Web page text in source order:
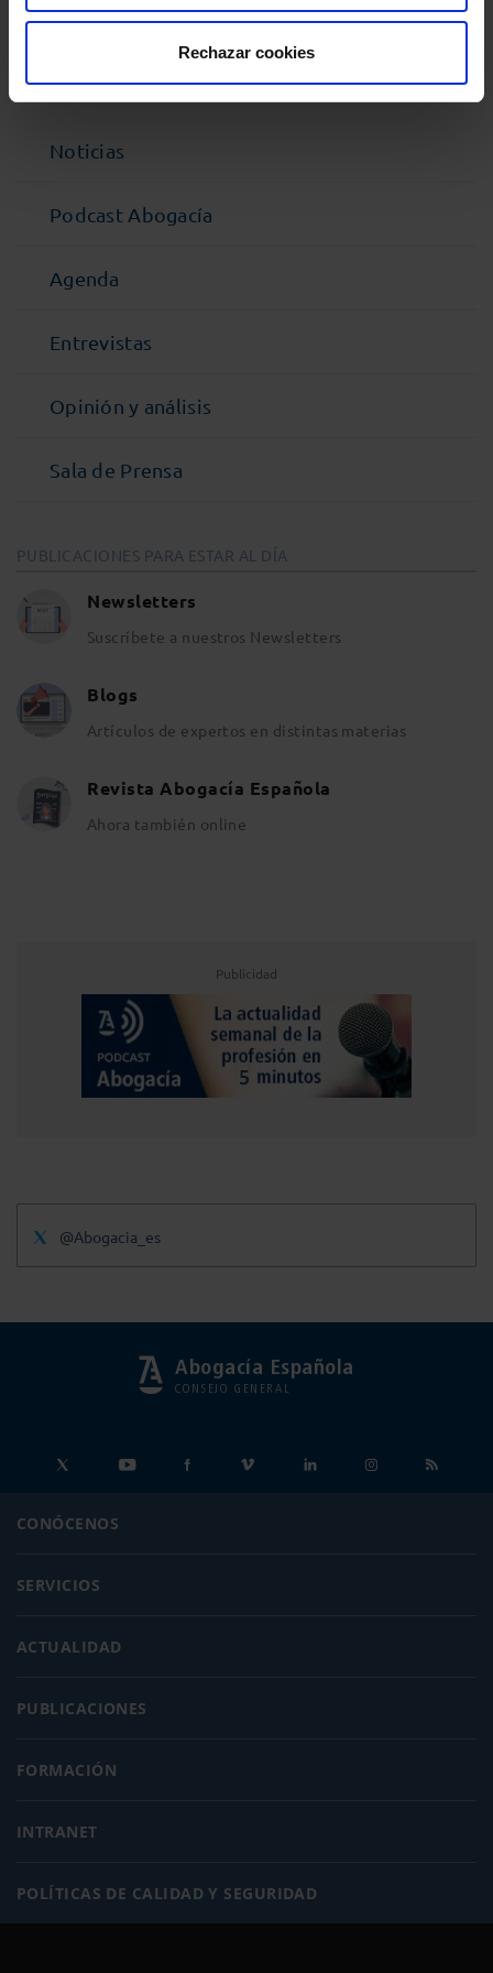
Rechazar cookies
MENÚ
Noticias
Podcast Abogacía
Agenda
Entrevistas
Opinión y análisis
Sala de Prensa
PUBLICACIONES PARA ESTAR AL DÍA
Newsletters
Suscríbete a nuestros Newsletters
Blogs
Artículos de expertos en distintas materias
Revista Abogacía Española
Ahora también online
Publicidad
@Abogacia_es
Abogacía Española
CONSEJO GENERAL
CONÓCENOS
SERVICIOS
ACTUALIDAD
PUBLICACIONES
FORMACIÓN
INTRANET
POLÍTICAS DE CALIDAD Y SEGURIDAD